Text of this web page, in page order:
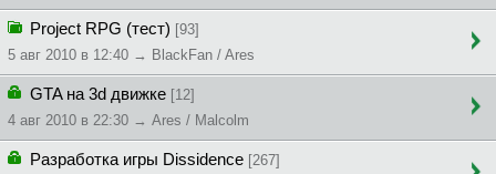
Project RPG (тест) [93]
5 авг 2010 в 12:40 → BlackFan / Ares
GTA на 3d движке [12]
4 авг 2010 в 22:30 → Ares / Malcolm
Разработка игры Dissidence [267]